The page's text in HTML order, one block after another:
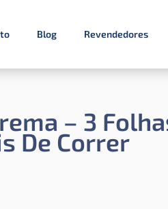
Blog Revendedores
– 3
De Correr